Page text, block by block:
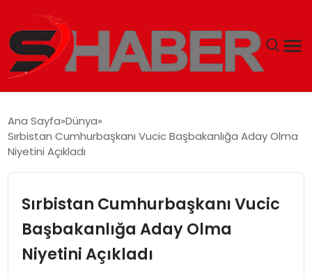
MAGAZIN
EKONOMI
Ana Sayfa Dünya
Sırbistan Cumhurbaşkanı Vucic Başbakanlığa Aday Olma
Niyetini Açıkladı
Sırbistan Cumhurbaşkanı Vucic
Başbakanlığa Aday Olma
Niyetini Açıkladı